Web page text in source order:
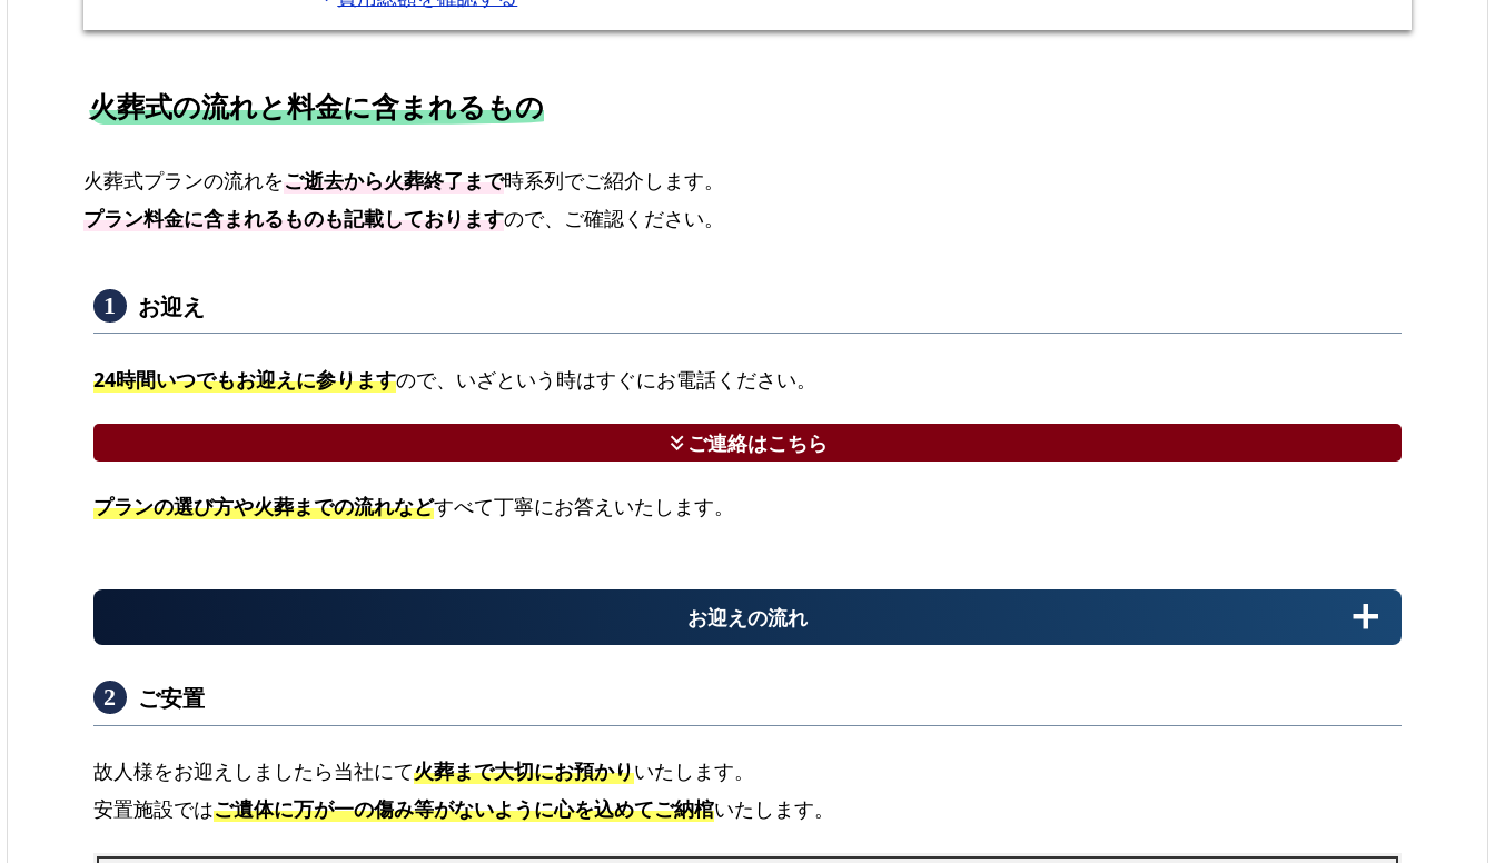
火葬式の流れと料金に含まれるもの
火葬式プランの流れをご逝去から火葬終了まで時系列でご紹介します。
プラン料金に含まれるものも記載しておりますので、ご確認ください。
お迎え
24時間いつでもお迎えに参りますので、いざという時はすぐにお電話ください。
keyboard_double_arrow_downご連絡はこちら
プランの選び方や火葬までの流れなどすべて丁寧にお答えいたします。
お迎えの流れ
ご安置
故人様をお迎えしましたら当社にて火葬まで大切にお預かりいたします。
安置施設ではご遺体に万が一の傷み等がないように心を込めてご納棺いたします。